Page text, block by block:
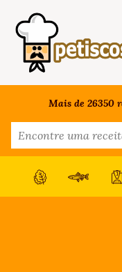
Mais de 26350